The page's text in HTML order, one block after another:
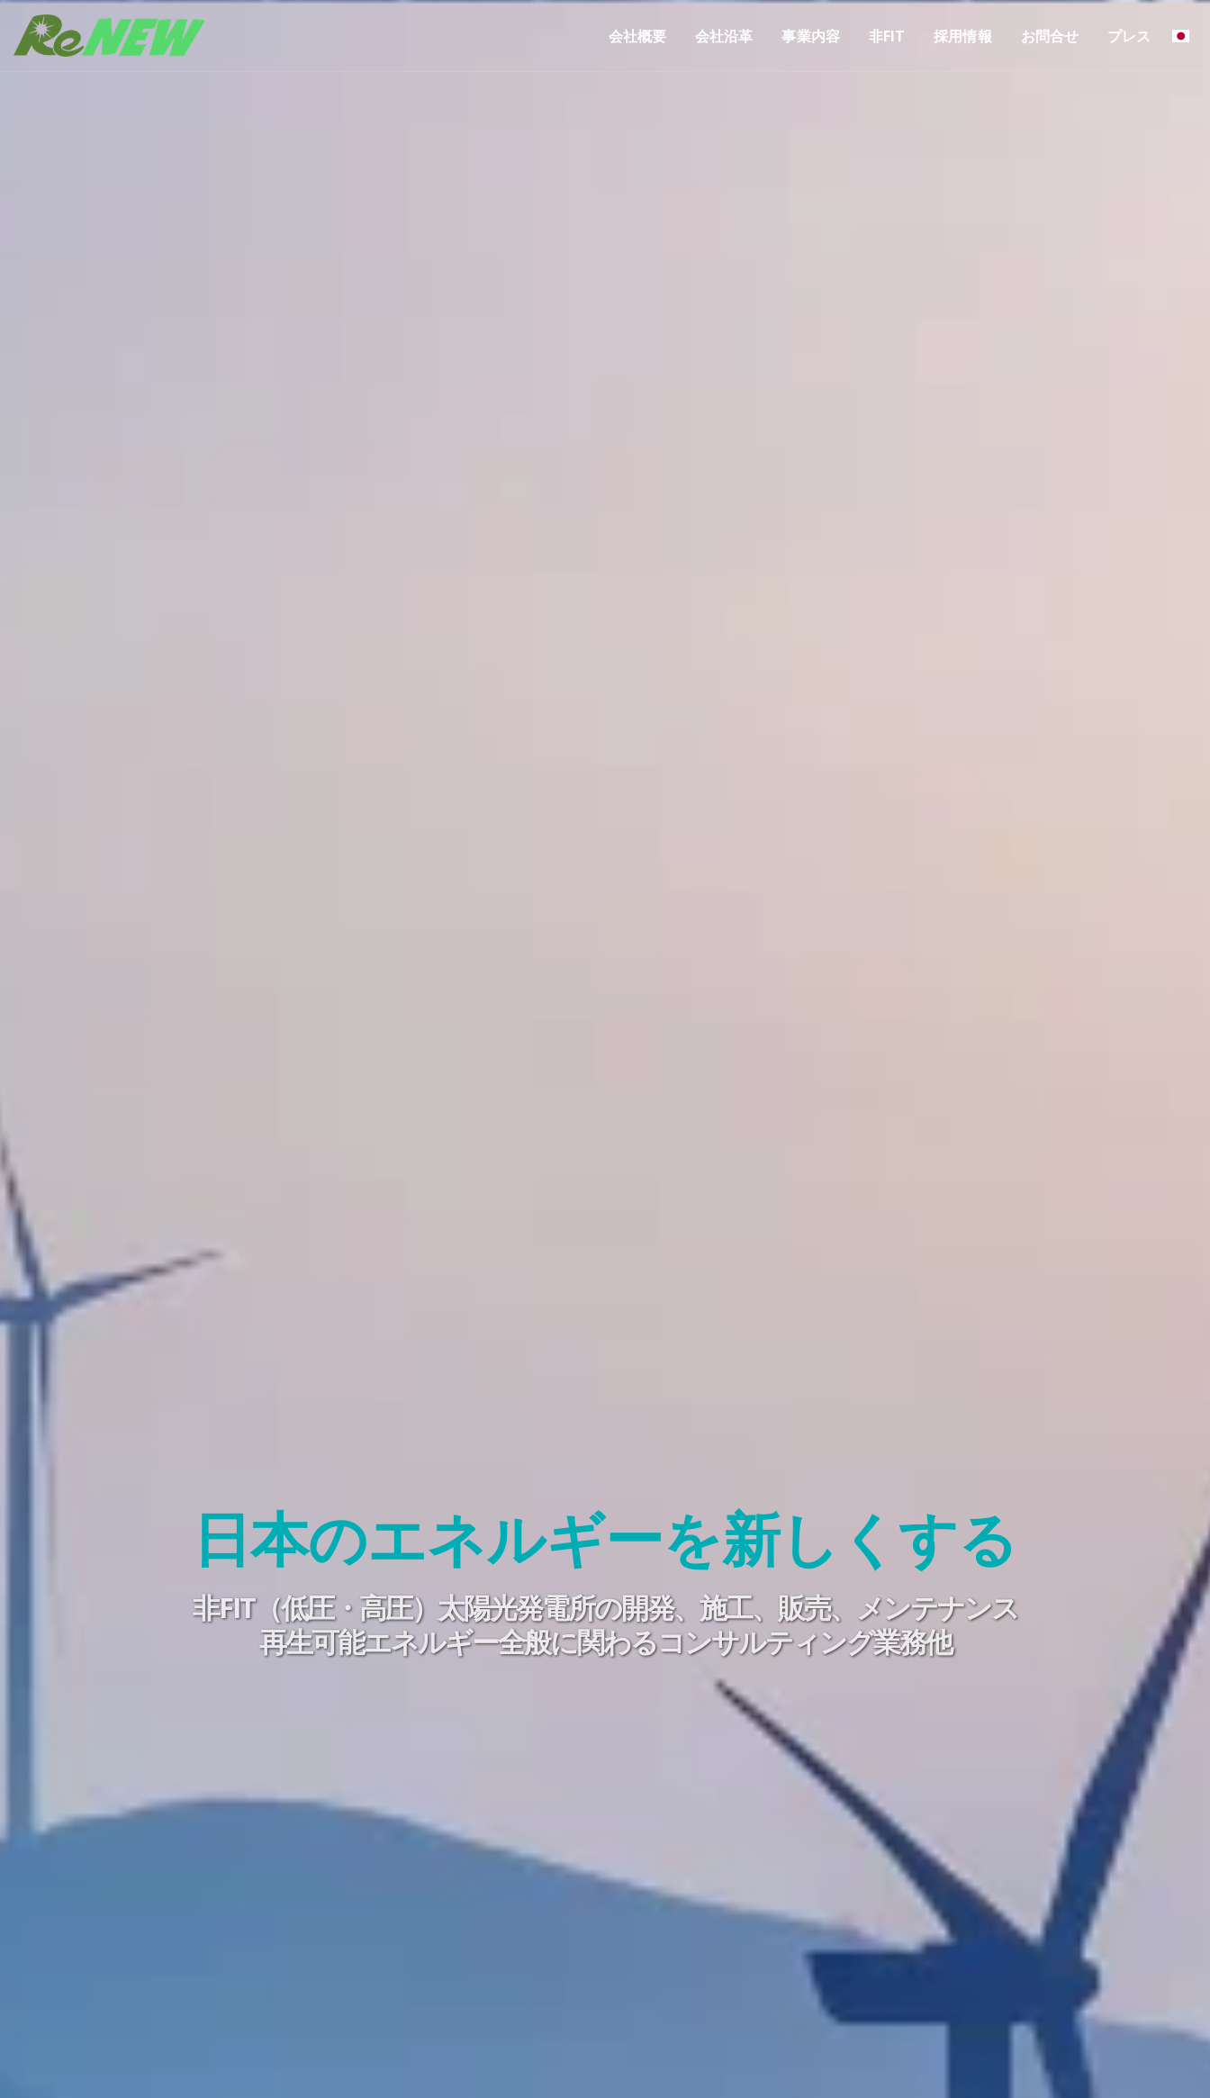
会社概要 会社沿革 事業内容 非FIT 採用情報 お問合せ プレス
日本のエネルギーを新しくする
非FIT（低圧・高圧）太陽光発電所の開発、施工、販売、メンテナンス
再生可能エネルギー全般に関わるコンサルティング業務他